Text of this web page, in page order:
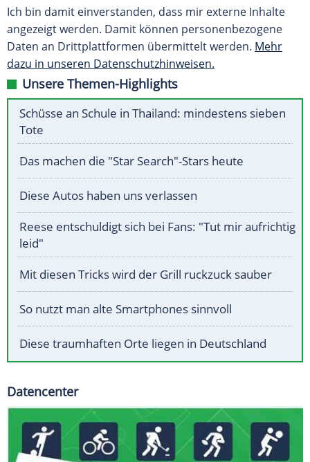
Ich bin damit einverstanden, dass mir externe Inhalte
angezeigt werden. Damit können personenbezogene
Daten an Drittplattformen übermittelt werden. Mehr
dazu in unseren Datenschutzhinweisen.
Unsere Themen-Highlights
Schüsse an Schule in Thailand: mindestens sieben
Tote
Das machen die "Star Search"-Stars heute
Diese Autos haben uns verlassen
Reese entschuldigt sich bei Fans: "Tut mir aufrichtig
leid"
Mit diesen Tricks wird der Grill ruckzuck sauber
So nutzt man alte Smartphones sinnvoll
Diese traumhaften Orte liegen in Deutschland
Datencenter